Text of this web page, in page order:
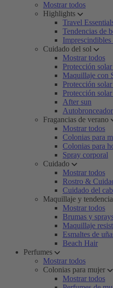
Mostrar todos
Highlights
Travel
Tendencias de
Imprescindibles
Cuidado del sol
Mostrar todos
Protección
Maquillaje con
Protección
Protección
After sun
Fragancias de verano
Mostrar todos
Colonias para
Colonias para
Spray corporal
Cuidado
Mostrar todos
Rostro &
Cuidado del
Maquillaje y
Mostrar todos
Brumas y
Maquillaje
Esmaltes de
Beach Hair
Perfumes
Mostrar todos
Colonias para mujer
Mostrar todos